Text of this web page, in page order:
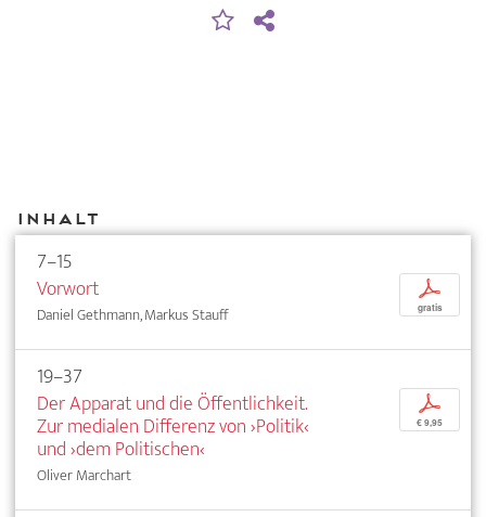
Inhalt
7–15
Vorwort
Daniel Gethmann, Markus Stauff
p
gratis
19–37
Der Apparat und die Öffentlichkeit.
Zur medialen Differenz von ›Politik‹
und ›dem Politischen‹
Oliver Marchart
p
€ 9,95